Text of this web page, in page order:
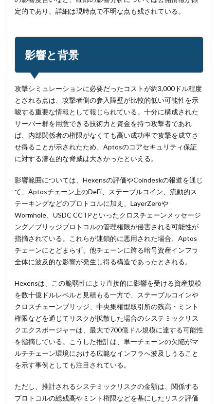
法人
法人情報 法律 注意
注意喚起
生体認証
生成AI
画面ロック
病院 白梅豊岡病院
盗難
監査
監視 目的 知識 研修
破壊
確認不足
社内教育 社労士 社労夢
禁止
私物
秘密保持 種類 積水ハウス
窃取
窃盗
第三者 管理 管理者権限
紀永
紛失
経営者 経済連 給付金
総務省
総当たり攻撃
置き引き 署名 群馬
自動車
自治体 行政 被害
被害事例
被害原因
被疑者 補助金 製品
規制
設定ミス 診断 証拠
詐欺
認証情報
誘導 誤入力 誤掲載
誤操作
誤表示
誤送信 調査 調査方法
警告
豚の屠殺詐欺
負荷 資格 資産
踏み台
身代金
転売 迷惑メール
退職
通信の秘密
通販サイト 運用 違反
遠隔
遠隔操作
配信サービス
重要
量子コンピューター セキュリティ
量子科学研究技術開発機構
量子耐性暗号
長崎 長野日報 開封
開発
定的であり、詳細は現時点で不明な点も残されている。
影響と背景
攻撃シミュレーションに必要だったコストが約3,000ドル程度
とされる点は、攻撃者側の参入障壁が比較的低い可能性を示
唆する重要な情報として報じられている。十分に構成された
サーバー群を用意できる技術力と資金を持つ攻撃者であれ
ば、内部関係者の権限がなくても高い成功率で攻撃を成立さ
せ得ることが示されたため、Aptosのコアセキュリティ保証
に対する潜在的な脅威は大きかったといえる。
影響範囲については、Hexensの評価やCoindeskの報道を通じ
て、Aptosチェーン上のDeFi、ステーブルコイン、流動的ス
テーキングなどのプロトコルに加え、LayerZeroや
Wormhole、USDC CCTPといったクロスチェーンメッセージ
ング／ブリッジプロトコルの管理権限が侵害される可能性が
指摘されている。これらが連鎖的に悪用された場合、Aptos
チェーンにとどまらず、他チェーンに跨る暗号資産インフラ
全体に波及的な影響が発生し得る構造であったとされる。
Hexensは、この脆弱性により直接的に影響を受ける資産規模
を数十億ドルレベルと見積もる一方で、ステーブルコインや
クロスチェーンブリッジ、中央集権型取引所の残高・ミント
権限などを通じてリスクが拡散した場合のシステミックリス
クエクスポージャーは、最大で700億ドル規模に達する可能性
を指摘している。こうした推計は、単一チェーンの欠陥がマ
ルチチェーン環境における広範なインフラへ波及しうること
を示す事例としても注目されている。
ただし、推計されるシステミックリスクの金額は、関係する
プロトコルの総残高やミント権限などを基にしたリスク評価